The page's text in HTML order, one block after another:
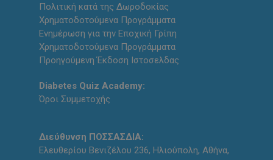
Πολιτική κατά της Δωροδοκίας
Χρηματοδοτούμενα Προγράμματα
Ενημέρωση για την Εποχική Γρίπη
Χρηματοδοτούμενα Προγράμματα
Προηγούμενη Έκδοση Ιστοσελδας
Diabetes Quiz Academy:
Όροι Συμμετοχής
Διεύθυνση ΠΟΣΣΑΣΔΙΑ:
Ελευθερίου Βενιζέλου 236, Ηλιούπολη, Αθήνα,